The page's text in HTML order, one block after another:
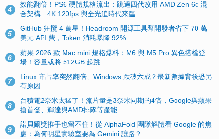
4
效能翻倍！PS6 硬體規格流出：跳過四代改用 AMD Zen 6c 混
合架構，4K 120fps 與全光追時代來臨
5
GitHub 狂攬 4 萬星！Headroom 開源工具幫開發者省下 70 萬
美元 API 費，Token 消耗暴降 92%
6
蘋果 2026 款 Mac mini 規格爆料：M6 與 M5 Pro 異色搭檔登
場！容量或將 512GB 起跳
7
Linux 市占率突然翻倍、Windows 跌破六成？最新數據背後恐另
有原因
8
台積電2奈米太猛了！流片量是3奈米同期的4倍，Google與蘋果
搶首發、輝達與AMD排隊等產能
9
諾貝爾獎推手也留不住！從 AlphaFold 團隊解體看 Google 的焦
慮：為何明星實驗室要為 Gemini 讓路？